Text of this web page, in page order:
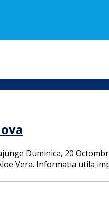
Duminica, 20
Vera. Informatia utila